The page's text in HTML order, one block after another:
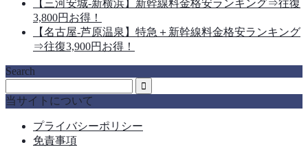
【三河安城-新横浜】新幹線料金格安ランキング⇒往復
3,800円お得！
【名古屋-芦原温泉】特急＋新幹線料金格安ランキング
⇒往復3,900円お得！
Search
当サイトについて
プライバシーポリシー
免責事項